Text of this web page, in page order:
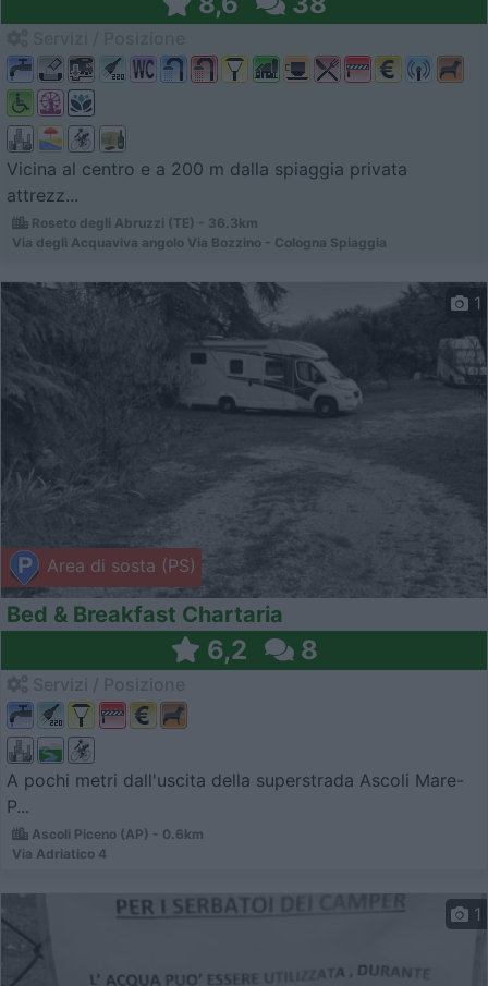
Vicina al centro e a 200 m dalla spiaggia privata
attrezz...
Roseto degli Abruzzi (TE) - 36.3km
Via degli Acquaviva angolo Via Bozzino - Cologna Spiaggia
Area di sosta (PS)
1
Bed & Breakfast Chartaria
6,2 8
A pochi metri dall'uscita della superstrada Ascoli Mare-
P...
Ascoli Piceno (AP) - 0.6km
Via Adriatico 4
1